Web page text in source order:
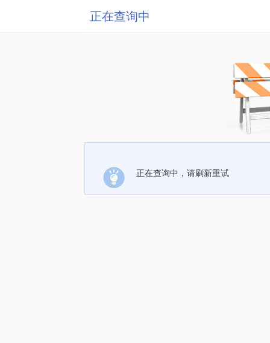
正在查询中
正在查询中，请刷新重试